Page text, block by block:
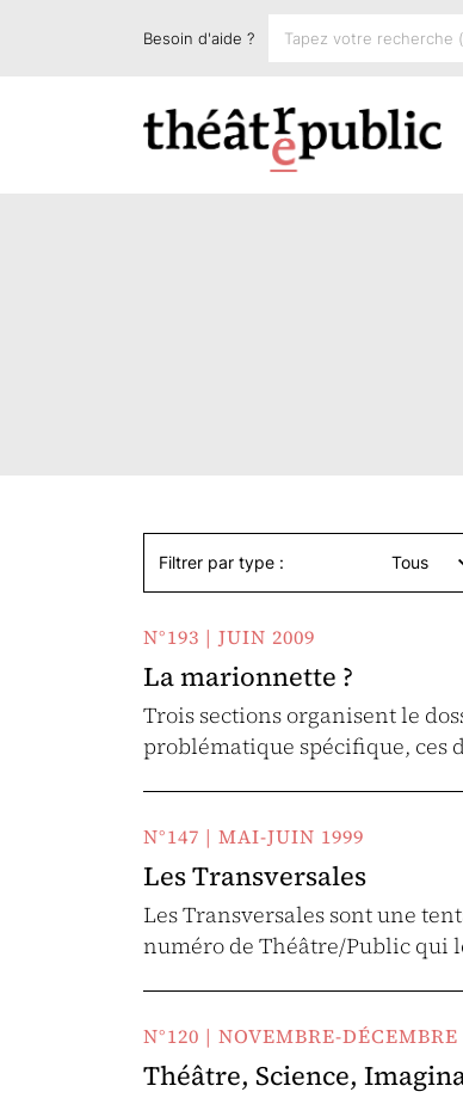
Besoin d'aide ?
Filtrer par type : Tous
N°193 | JUIN 2009
La marionnette ?
Trois sections organisent le
problématique spécifique, ces
N°147 | MAI-JUIN 1999
Les Transversales
Les Transversales sont une
numéro de Théâtre/Public qui
N°120 | NOVEMBRE-DÉCEMBRE
Théâtre, Science,